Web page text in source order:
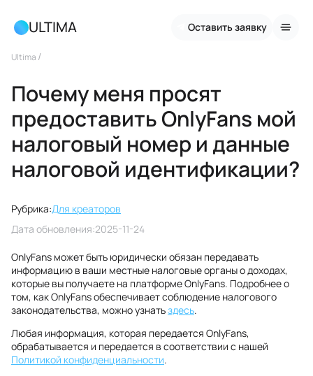
ULTIMA Оставить заявку
Ultima /
Почему меня просят
предоставить OnlyFans мой
налоговый номер и данные
налоговой идентификации?
Рубрика:Для креаторов
Дата обновления:2025-11-24
OnlyFans может быть юридически обязан передавать
информацию в ваши местные налоговые органы о доходах,
которые вы получаете на платформе OnlyFans. Подробнее о
том, как OnlyFans обеспечивает соблюдение налогового
законодательства, можно узнатьздесь.
Любая информация, которая передается OnlyFans,
обрабатывается и передается в соответствии с нашей
Политикой конфиденциальности.